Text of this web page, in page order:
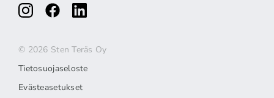
© 2026 Sten Teräs Oy
Tietosuojaseloste
Evästeasetukset